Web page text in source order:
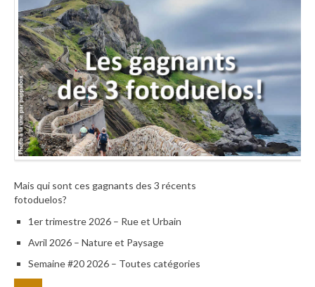
Mais qui sont ces gagnants des 3 récents
fotoduelos?
1er trimestre 2026 – Rue et Urbain
Avril 2026 – Nature et Paysage
Semaine #20 2026 – Toutes catégories